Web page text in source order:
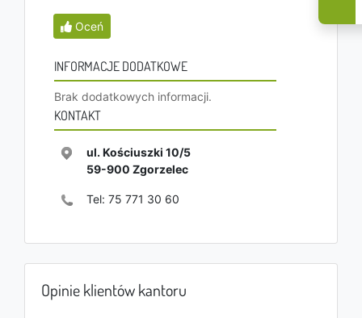
Oceń
INFORMACJE DODATKOWE
Brak dodatkowych informacji.
KONTAKT
ul. Kościuszki 10/5
59-900 Zgorzelec
Tel: 75 771 30 60
Opinie klientów kantoru